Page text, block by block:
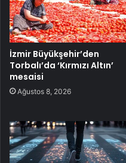
İzmir Büyükşehir’den
Torbalı’da ‘Kırmızı Altın’
mesaisi
Ağustos 8, 2026